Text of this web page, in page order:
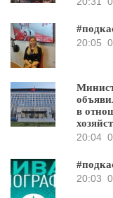
20:05
в
20:04
20:03